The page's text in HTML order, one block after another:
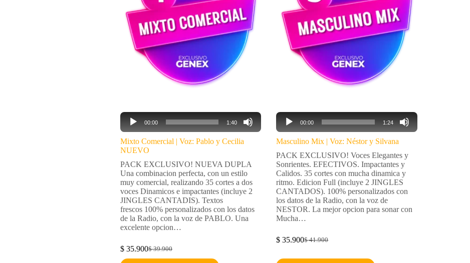
Reproductor
audio
00:00 1:40
Mixto Comercial | Voz: Pablo y Cecilia
NUEVO
PACK EXCLUSIVO! NUEVA DUPLA
Una combinacion perfecta, con un estilo
muy comercial, realizando 35 cortes a dos
voces Dinamicos e impactantes (incluye 2
JINGLES CANTADIS). Textos
frescos 100% personalizados con los datos
de la Radio, con la voz de PABLO. Una
excelente opcion…
$39.900
$ 35.900
Reproductor
audio
00:00 1:24
Masculino Mix | Voz: Néstor y Silvana
PACK EXCLUSIVO! Voces Elegantes y
Sonrientes. EFECTIVOS. Impactantes y
Calidos. 35 cortes con mucha dinamica y
ritmo. Edicion Full (incluye 2 JINGLES
CANTADOS). 100% personalizados con
los datos de la Radio, con la voz de
NESTOR. La mejor opcion para sonar con
Mucha…
$41.900
$ 35.900